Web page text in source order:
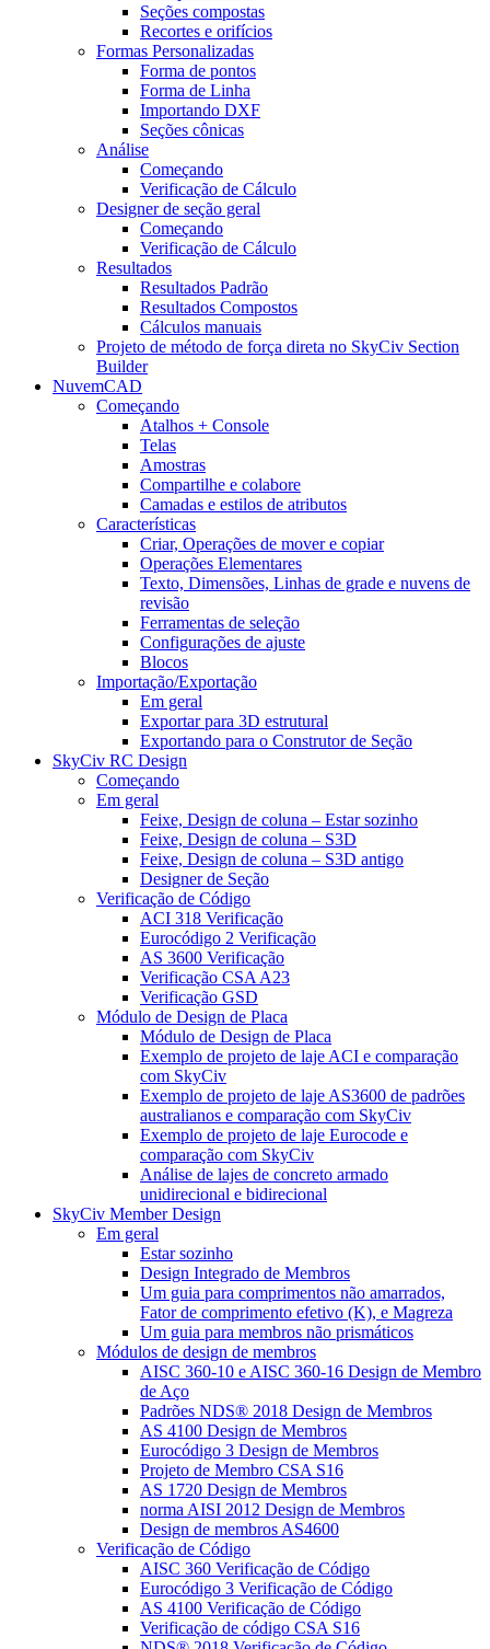
Seções compostas
Recortes e orifícios
Formas Personalizadas
Forma de pontos
Forma de Linha
Importando DXF
Seções cônicas
Análise
Começando
Verificação de Cálculo
Designer de seção geral
Começando
Verificação de Cálculo
Resultados
Resultados Padrão
Resultados Compostos
Cálculos manuais
Projeto de método de força direta no SkyCiv Section
Builder
NuvemCAD
Começando
Atalhos + Console
Telas
Amostras
Compartilhe e colabore
Camadas e estilos de atributos
Características
Criar, Operações de mover e copiar
Operações Elementares
Texto, Dimensões, Linhas de grade e nuvens de
revisão
Ferramentas de seleção
Configurações de ajuste
Blocos
Importação/Exportação
Em geral
Exportar para 3D estrutural
Exportando para o Construtor de Seção
SkyCiv RC Design
Começando
Em geral
Feixe, Design de coluna – Estar sozinho
Feixe, Design de coluna – S3D
Feixe, Design de coluna – S3D antigo
Designer de Seção
Verificação de Código
ACI 318 Verificação
Eurocódigo 2 Verificação
AS 3600 Verificação
Verificação CSA A23
Verificação GSD
Módulo de Design de Placa
Módulo de Design de Placa
Exemplo de projeto de laje ACI e comparação
com SkyCiv
Exemplo de projeto de laje AS3600 de padrões
australianos e comparação com SkyCiv
Exemplo de projeto de laje Eurocode e
comparação com SkyCiv
Análise de lajes de concreto armado
unidirecional e bidirecional
SkyCiv Member Design
Em geral
Estar sozinho
Design Integrado de Membros
Um guia para comprimentos não amarrados,
Fator de comprimento efetivo (K), e Magreza
Um guia para membros não prismáticos
Módulos de design de membros
AISC 360-10 e AISC 360-16 Design de Membro
de Aço
Padrões NDS® 2018 Design de Membros
AS 4100 Design de Membros
Eurocódigo 3 Design de Membros
Projeto de Membro CSA S16
AS 1720 Design de Membros
norma AISI 2012 Design de Membros
Design de membros AS4600
Verificação de Código
AISC 360 Verificação de Código
Eurocódigo 3 Verificação de Código
AS 4100 Verificação de Código
Verificação de código CSA S16